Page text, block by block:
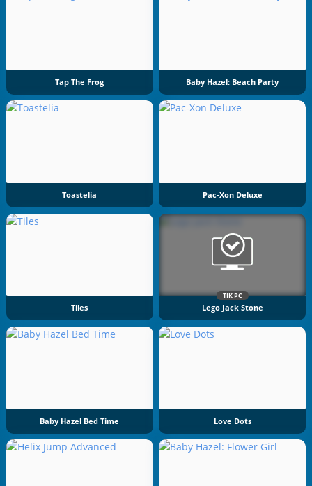
Tap The Frog Baby Hazel: Beach Party
Toastelia Pac-Xon Deluxe
Tiles
TIK PC
Lego Jack Stone
Baby Hazel Bed Time Love Dots